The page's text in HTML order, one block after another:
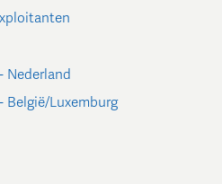
Nederland
België/Luxemburg